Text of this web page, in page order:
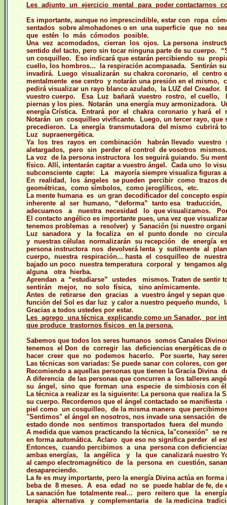
Les adjunto un ejercicio mental para poder contactarnos
Es importante, aunque no imprescindible, estar con ropa
sentados sobre almohadones o en una superficie que no
que estén lo más cómodos posible.
Una vez acomodados, cierran los ojos.
La persona
sentido del tacto, pero sin tocar ninguna parte de su cuerpo.
un cosquilleo. Eso indicará que estarán percibiendo su
cuello, los hombros... la respiración acompasada. Sentirán
invadirá. Luego visualizarán su chakra coronario, el centro
mentalmente ese centro y notarán una presión en el
pedirá visualizar un rayo blanco azulado, la LUZ del
vuestro cuerpo. Esa Luz bañará vuestro rostro, el cuello,
piernas y los pies. Notarán una energía muy
energía Crística. Entrará por el chakra coronario y hará
Notarán un cosquilleo vivificante. Luego, un tercer rayo,
precedieron. La energía transmutadora del mismo cubrirá
Luz supraenergética.
Ya los tres rayos en combinación habrán llevado
aletargados, pero sin perder el control de vosotros mismos.
La voz de la persona instructora los seguirá guiando. Su
físico. Allí, intentarán captar a vuestro ángel. Cada uno lo
subconsciente capte: La mayoría siempre visualiza figuras
En realidad, los ángeles se pueden percibir como trazos
geométricas, como símbolos, como jeroglíficos, etc.
La mente humana es un gran decodificador del concepto
inherente al ser humano, “deforma” tanto esa
adecuamos a nuestra necesidad lo que visualizamos.
El contacto angélico es importante pues, una vez que
tenemos problemas a resolver) y Sanación (si nuestro
Luz sanadora y la focaliza en el punto donde no circula
y nuestras células normalizarán su recepción de energía
persona instructora nos devolverá lenta y sutilmente al
cuerpo, nuestra respiración... hasta el cosquilleo de
bajado un poco nuestra temperatura corporal y
alguna otra hierba.
Aprendan a “estudiarse” ustedes mismos. Traten de sentir
sentirán mejor, no solo física, sino anímicamente.
Antes de retirarse den gracias a vuestro ángel y sepan
función del Sol es dar luz y calor a nuestro pequeño mundo,
Gracias a todos ustedes por estar.
Les agrego una técnica explicando como un Sanador, por
que produce trastornos físicos en la persona.
Sabemos que todos los seres humanos somos Canales
tenemos el Don de corregir las deficiencias energéticas de
hacer creer que no podemos hacerlo. Por suerte, hay seres
Las técnicas son variadas: Se puede sanar con colores, con
Recomiendo a aquellas personas que tienen la Gracia
A diferencia de las personas que concurren a los talleres
su ángel, sino que forman una especie de simbiosis con él,
La técnica a realizar es la siguiente: La persona que realiza
su cuerpo. Recordemos que el ángel contactado se
piel como un cosquilleo, de la misma manera que
"Sentimos" el ángel en nosotros, nos invade una sensación
estado donde nos sentimos transportados fuera del mundo
A medida que vamos practicando la técnica, la"conexión" se
en forma automática. Aclaro que eso no significa perder el
Entonces, cuando percibimos a una persona con
ambas energías, la angélica y la que canalizará nuestro Yo
al campo electromagnético de la persona en cuestión,
desapareciendo.
La fe es muy importante, pero la energía Divina actúa en
beba de 8 meses. A esa edad no se puede hablar de fe, de
La sanación fue totalmente real... pero reitero que la
terapia alternativa y complementaria de la medicina